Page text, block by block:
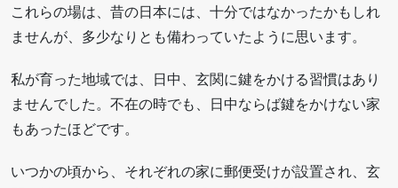
これらの場は、昔の日本には、十分ではなかったかもしれ
ませんが、多少なりとも備わっていたように思います。
私が育った地域では、日中、玄関に鍵をかける習慣はあり
ませんでした。不在の時でも、日中ならば鍵をかけない家
もあったほどです。
いつかの頃から、それぞれの家に郵便受けが設置され、玄